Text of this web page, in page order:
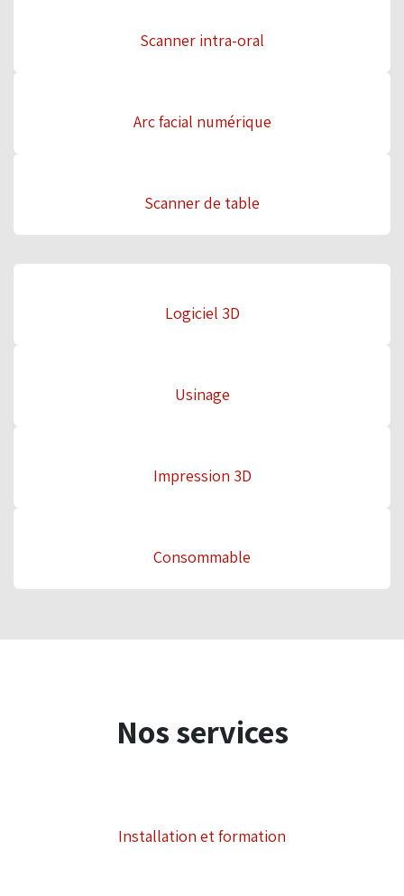
Scanner intra-oral
Arc facial numérique
Scanner de table
Logiciel 3D
Usinage
Impression 3D
Consommable
Nos services
Installation et formation